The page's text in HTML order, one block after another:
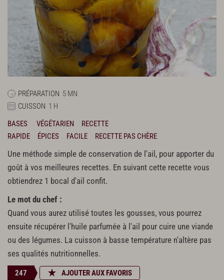
PRÉPARATION 5 MN
CUISSON 1 H
BASES
VÉGÉTARIEN
RECETTE
RAPIDE
ÉPICES FACILE RECETTE PAS CHÈRE
Une méthode simple de conservation de l'ail, pour apporter du
goût à vos meilleures recettes. En suivant cette recette vous
obtiendrez 1 bocal d'ail confit.
Le mot du chef :
Quand vous aurez utilisé toutes les gousses, vous pourrez
ensuite récupérer l'huile parfumée à l'ail pour cuire une viande
ou des légumes. La cuisson à basse température n'altère pas
ses qualités nutritionnelles.
247 AJOUTER AUX FAVORIS